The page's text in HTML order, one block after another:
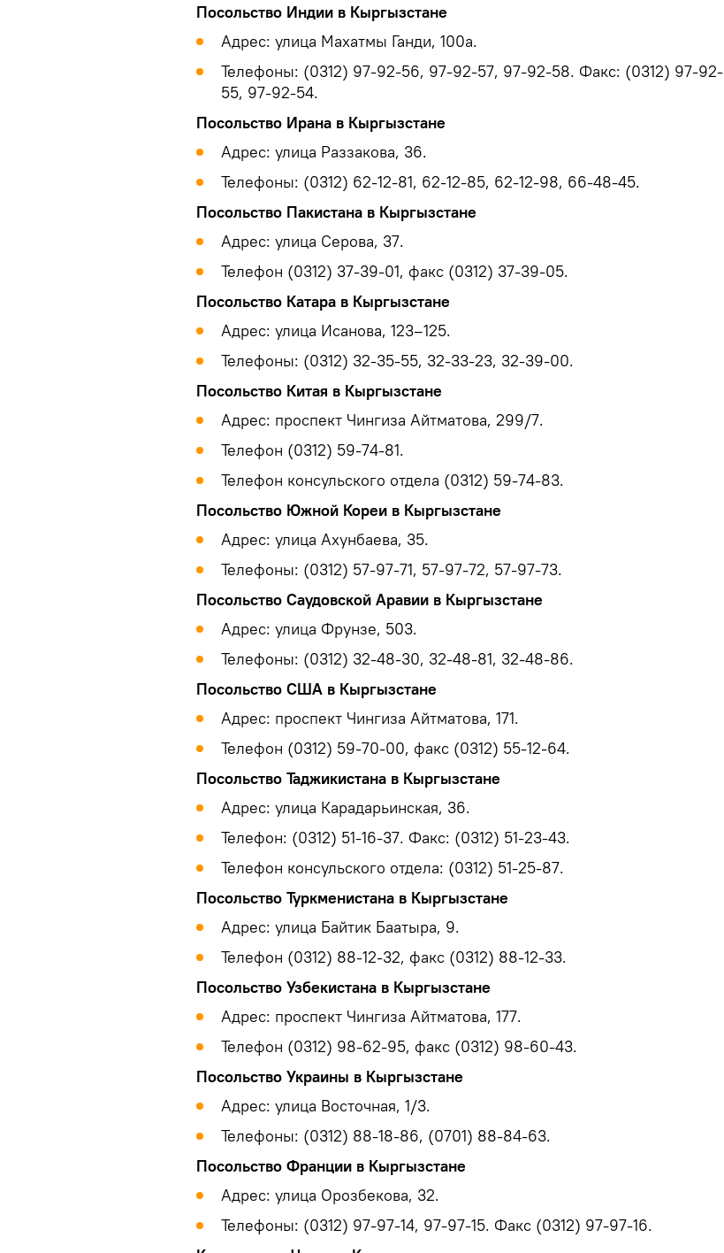
Посольство Индии в Кыргызстане
Адрес: улица Махатмы Ганди, 100a.
Телефоны: (0312) 97-92-56, 97-92-57, 97-92-58. Факс: (0312) 97-92-
55, 97-92-54.
Посольство Ирана в Кыргызстане
Адрес: улица Раззакова, 36.
Телефоны: (0312) 62-12-81, 62-12-85, 62-12-98, 66-48-45.
Посольство Пакистана в Кыргызстане
Адрес: улица Серова, 37.
Телефон (0312) 37-39-01, факс (0312) 37-39-05.
Посольство Катара в Кыргызстане
Адрес: улица Исанова, 123–125.
Телефоны: (0312) 32-35-55, 32-33-23, 32-39-00.
Посольство Китая в Кыргызстане
Адрес: проспект Чингиза Айтматова, 299/7.
Телефон (0312) 59-74-81.
Телефон консульского отдела (0312) 59-74-83.
Посольство Южной Кореи в Кыргызстане
Адрес: улица Ахунбаева, 35.
Телефоны: (0312) 57-97-71, 57-97-72, 57-97-73.
Посольство Саудовской Аравии в Кыргызстане
Адрес: улица Фрунзе, 503.
Телефоны: (0312) 32-48-30, 32-48-81, 32-48-86.
Посольство США в Кыргызстане
Адрес: проспект Чингиза Айтматова, 171.
Телефон (0312) 59-70-00, факс (0312) 55-12-64.
Посольство Таджикистана в Кыргызстане
Адрес: улица Карадарьинская, 36.
Телефон: (0312) 51-16-37. Факс: (0312) 51-23-43.
Телефон консульского отдела: (0312) 51-25-87.
Посольство Туркменистана в Кыргызстане
Адрес: улица Байтик Баатыра, 9.
Телефон (0312) 88-12-32, факс (0312) 88-12-33.
Посольство Узбекистана в Кыргызстане
Адрес: проспект Чингиза Айтматова, 177.
Телефон (0312) 98-62-95, факс (0312) 98-60-43.
Посольство Украины в Кыргызстане
Адрес: улица Восточная, 1/3.
Телефоны: (0312) 88-18-86, (0701) 88-84-63.
Посольство Франции в Кыргызстане
Адрес: улица Орозбекова, 32.
Телефоны: (0312) 97-97-14, 97-97-15. Факс (0312) 97-97-16.